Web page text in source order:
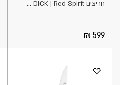
חריצים DICK | Red Spirit ...
599